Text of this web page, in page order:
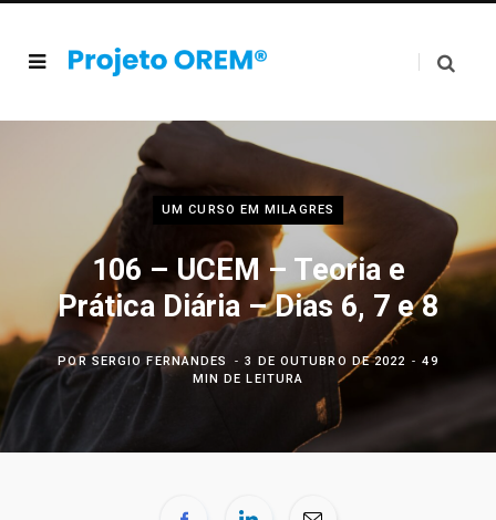
UM CURSO EM MILAGRES
106 – UCEM – Teoria e
Prática Diária – Dias 6, 7 e 8
POR SERGIO FERNANDES 3 DE OUTUBRO DE 2022
49
MIN DE LEITURA